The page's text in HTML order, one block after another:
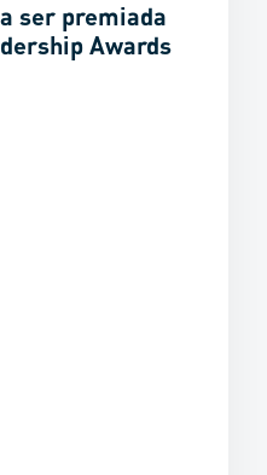
ser premiada
Awards